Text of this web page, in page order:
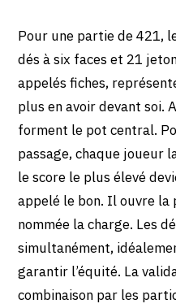
Pour une partie de 421,
dés à six faces et 21
appelés fiches,
plus en avoir devant soi.
forment le pot central.
passage, chaque joueur
le score le plus élevé
appelé le bon. Il ouvre la
nommée la charge. Les
simultanément,
garantir l’équité. La
combinaison par les